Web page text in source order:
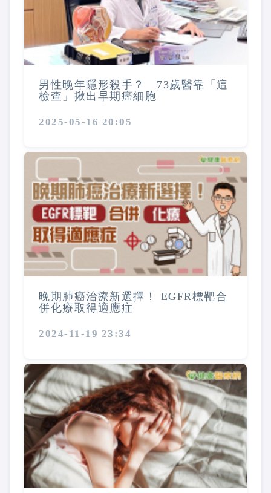
男性晚年隱形殺手？ 73歲醫靠「這
檢查」揪出早期癌細胞
2025-05-16 20:05
晚期肺癌治療新選擇！ EGFR標靶合
併化療取得適應症
2024-11-19 23:34